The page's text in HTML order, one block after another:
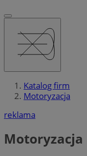
Katalog firm
Motoryzacja
reklama
Motoryzacja